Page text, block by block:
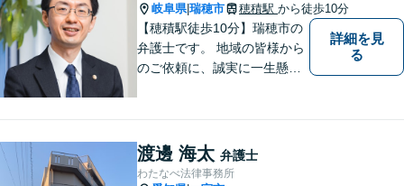
岐阜県|瑞穂市 穂積駅 から徒歩10分
【穂積駅徒歩10分】瑞穂市の
弁護士です。 地域の皆様から
のご依頼に、誠実に一生懸命
はじめとする民事事件に対応
してきました。お気軽にお電
詳細を見
る
渡邊 海太 弁護士
わたなべ法律事務所